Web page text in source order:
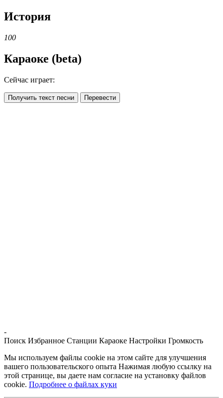
История
100
Караоке (beta)
Сейчас играет:
Получить текст песни Перевести
-
Поиск Избранное Станции Караоке Настройки Громкость
Мы используем файлы cookie на этом сайте для улучшения
вашего пользовательского опыта Нажимая любую ссылку на
этой странице, вы даете нам согласие на установку файлов
cookie. Подробнее о файлах куки